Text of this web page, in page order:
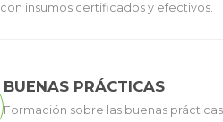
con insumos certificados y efectivos.
BUENAS PRÁCTICAS
Formación sobre las buenas